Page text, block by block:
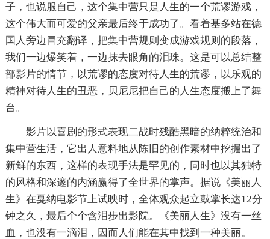
子，也说服自己，这个集中营只是人生的一个荒谬游戏，
这个伟大而可爱的父亲最后终于成功了。看着基多站在德
国人旁边冒充翻译，把集中营规则变成游戏规则的段落，
我们一边爆笑着，一边抹去眼角的泪珠。这是可以总结整
部影片的情节，以荒谬的态度对待人生的荒谬，以乐观的
精神对待人生的丑恶，贝尼尼把自己的人生态度搬上了舞
台。
影片以喜剧的形式表现二战时残酷黑暗的纳粹统治和
集中营生活，它出人意料地从陈旧的创作素材中挖掘出了
新鲜的东西，这样的表现手法是罕见的，同时也以其独特
的风格和深邃的内涵赢得了全世界的掌声。据说《美丽人
生》在戛纳电影节上试映时，全体观众起立鼓掌长达12分
钟之久，最后个个含泪步出影院。《美丽人生》没有一丝
血，也没有一滴泪，因而人们能在其中找到一种美丽。